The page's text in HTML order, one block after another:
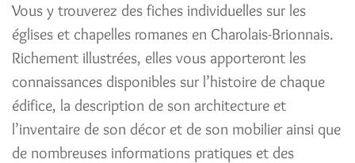
Vous y trouverez des fiches individuelles sur les
églises et chapelles romanes en Charolais-Brionnais.
Richement illustrées, elles vous apporteront les
connaissances disponibles sur l’histoire de chaque
édifice, la description de son architecture et
l’inventaire de son décor et de son mobilier ainsi que
de nombreuses informations pratiques et des